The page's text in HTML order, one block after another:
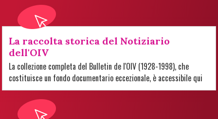
La raccolta storica del Notiziario
dell'OIV
La collezione completa del Bulletin de l'OIV (1928-1998), che
costituisce un fondo documentario eccezionale, è accessibile qui